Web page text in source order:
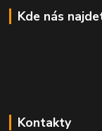
Kde nás
Kontakty